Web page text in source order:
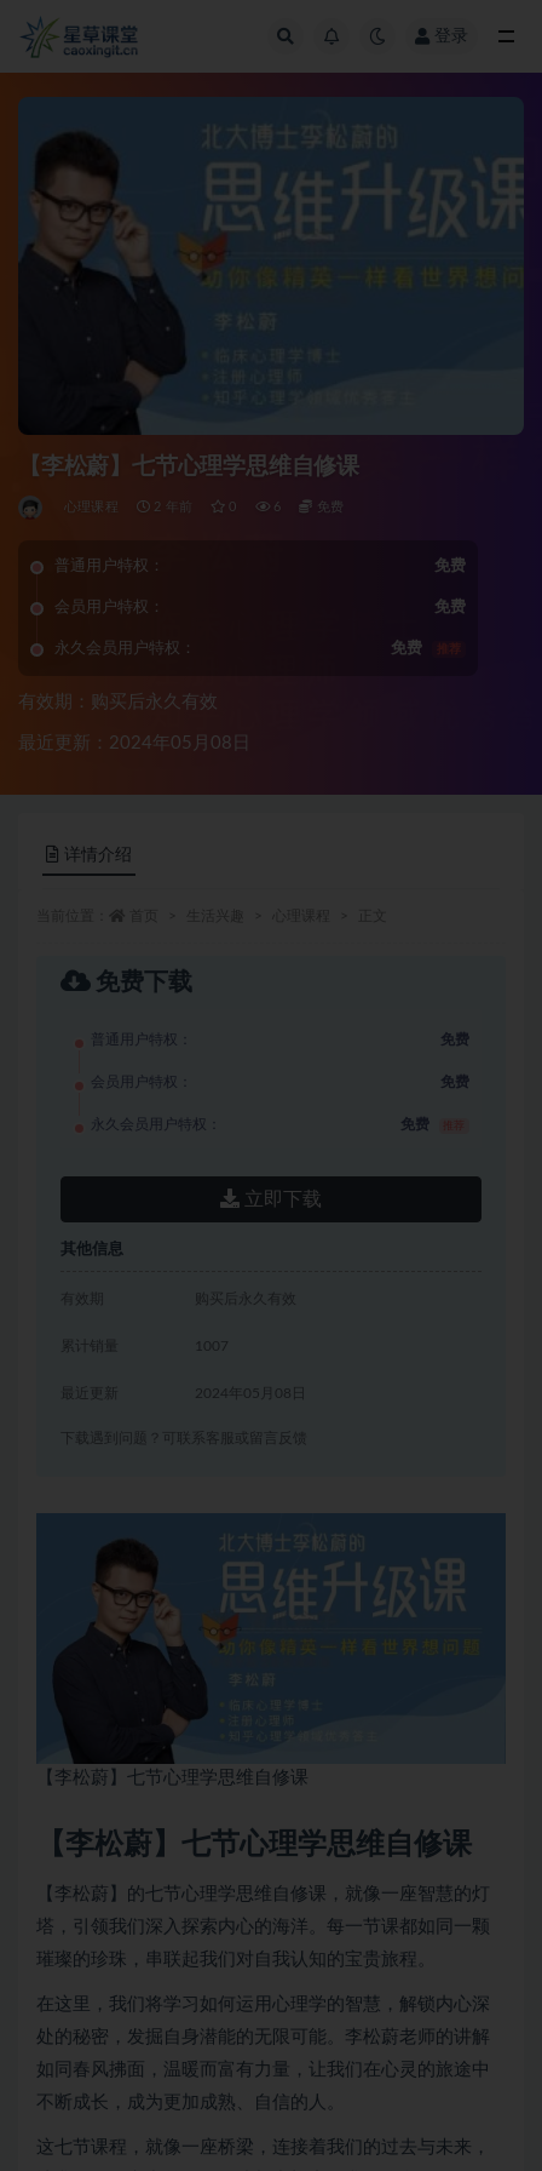
登录
【李松蔚】七节心理学思维自修课
心理课程 2 年前 0 6 免费
普通用户特权： 免费
会员用户特权： 免费
永久会员用户特权： 免费 推荐
有效期：购买后永久有效
最近更新：2024年05月08日
详情介绍
免费下载
普通用户特权： 免费
会员用户特权： 免费
永久会员用户特权： 免费
立即下载
其他信息
有效期 购买后永久有效
累计销量 1007
2024年05月08日
下载遇到问题？可联系客服或留言反馈
【李松蔚】七节心理学思维自修课
【李松蔚】七节心理学思维自修课
【李松蔚】的七节心理学思维自修课，就像一座智慧的灯
塔，引领我们深入探索内心的海洋。每一节课都如同一颗
璀璨的珍珠，串联起我们对自我认知的宝贵旅程。
在这里，我们将学习如何运用心理学的智慧，解锁内心深
处的秘密，发掘自身潜能的无限可能。李松蔚老师的讲解
如同春风拂面，温暖而富有力量，让我们在心灵的旅途中
不断成长，成为更加成熟、自信的人。
这七节课程，就像一座桥梁，连接着我们的过去与未来，